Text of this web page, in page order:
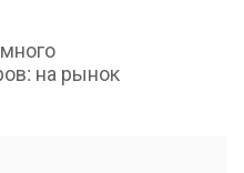
на рынок